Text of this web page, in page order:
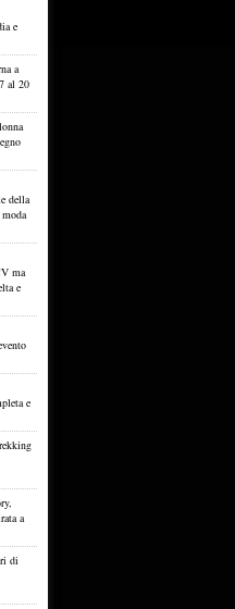
e
a
al 20
della
ma
e
e
a
di